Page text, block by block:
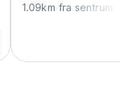
1.09km fra sentrum